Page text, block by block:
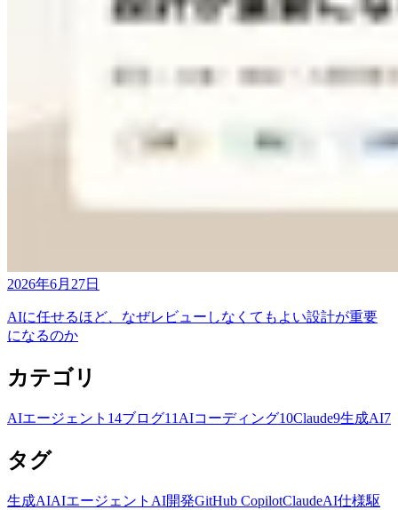
2026年6月27日
AIに任せるほど、なぜレビューしなくてもよい設計が重要
になるのか
カテゴリ
AIエージェント 14ブログ11 AIコーディング10Claude9生成AI7
タグ
生成AIAIエージェント AI開発GitHub CopilotClaudeAI仕様駆